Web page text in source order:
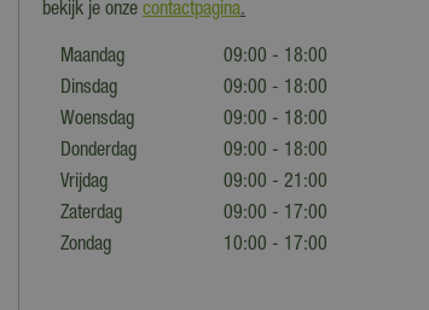
bekijk je onze contactpagina.
Maandag
09:00 - 18:00
Dinsdag
09:00 - 18:00
Woensdag
09:00 - 18:00
Donderdag
09:00 - 18:00
Vrijdag
09:00 - 21:00
Zaterdag
09:00 - 17:00
Zondag
10:00 - 17:00